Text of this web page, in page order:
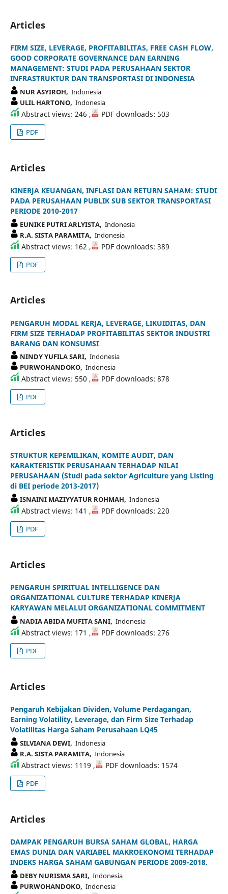
Articles
FIRM SIZE, LEVERAGE, PROFITABILITAS, FREE CASH FLOW,
GOOD CORPORATE GOVERNANCE DAN EARNING
MANAGEMENT: STUDI PADA PERUSAHAAN SEKTOR
INFRASTRUKTUR DAN TRANSPORTASI DI INDONESIA
NUR ASYIROH, Indonesia
ULIL HARTONO, Indonesia
Abstract views: 246 , PDF downloads: 503
PDF
Articles
KINERJA KEUANGAN, INFLASI DAN RETURN SAHAM: STUDI
PADA PERUSAHAAN PUBLIK SUB SEKTOR TRANSPORTASI
PERIODE 2010-2017
EUNIKE PUTRI ARLYISTA, Indonesia
R.A. SISTA PARAMITA, Indonesia
Abstract views: 162 , PDF downloads: 389
PDF
Articles
PENGARUH MODAL KERJA, LEVERAGE, LIKUIDITAS, DAN
FIRM SIZE TERHADAP PROFITABILITAS SEKTOR INDUSTRI
BARANG DAN KONSUMSI
NINDY YUFILA SARI, Indonesia
PURWOHANDOKO, Indonesia
Abstract views: 550 , PDF downloads: 878
PDF
Articles
STRUKTUR KEPEMILIKAN, KOMITE AUDIT, DAN
KARAKTERISTIK PERUSAHAAN TERHADAP NILAI
PERUSAHAAN (Studi pada sektor Agriculture yang Listing
di BEI periode 2013-2017)
ISNAINI MAZIYYATUR ROHMAH, Indonesia
Abstract views: 141 , PDF downloads: 220
PDF
Articles
PENGARUH SPIRITUAL INTELLIGENCE DAN
ORGANIZATIONAL CULTURE TERHADAP KINERJA
KARYAWAN MELALUI ORGANIZATIONAL COMMITMENT
NADIA ABIDA MUFITA SANI, Indonesia
Abstract views: 171 , PDF downloads: 276
PDF
Articles
Pengaruh Kebijakan Dividen, Volume Perdagangan,
Earning Volatility, Leverage, dan Firm Size Terhadap
Volatilitas Harga Saham Perusahaan LQ45
SILVIANA DEWI, Indonesia
R.A. SISTA PARAMITA, Indonesia
Abstract views: 1119 , PDF downloads: 1574
PDF
Articles
DAMPAK PENGARUH BURSA SAHAM GLOBAL, HARGA
EMAS DUNIA DAN VARIABEL MAKROEKONOMI TERHADAP
INDEKS HARGA SAHAM GABUNGAN PERIODE 2009-2018.
DEBY NURISMA SARI, Indonesia
PURWOHANDOKO, Indonesia